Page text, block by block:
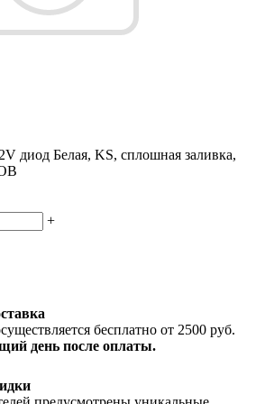
диод Белая, KS, сплошная заливка,
+
бесплатно от 2500 руб.
день после оплаты.